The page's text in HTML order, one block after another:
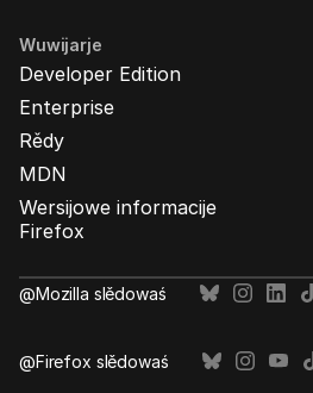
Wuwijarje
Developer Edition
Enterprise
Rědy
MDN
Wersijowe informacije
Firefox
@Mozilla slědowaś
@Firefox slědowaś